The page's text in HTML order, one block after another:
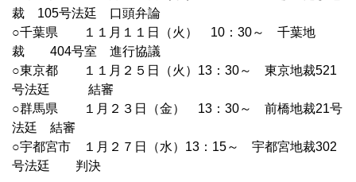
裁 105号法廷 口頭弁論
○千葉県 １１月１１日（火） 10：30～ 千葉地
裁 404号室 進行協議
○東京都 １１月２５日（火）13：30～ 東京地裁521
号法廷 結審
○群馬県 １月２３日（金） 13：30～ 前橋地裁21号
法廷 結審
○宇都宮市 １月２７日（水）13：15～ 宇都宮地裁302
号法廷 判決